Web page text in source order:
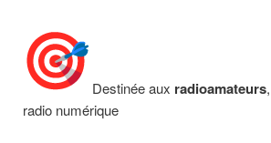
Destinée aux radioamateurs
radio numérique